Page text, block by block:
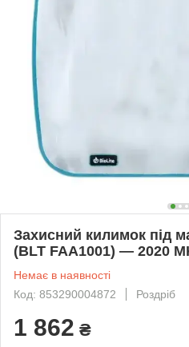
Захисний килимок під
(BLT FAA1001) — 2020
Немає в наявності
Код: 853290004872
Роздріб
1 862 ₴